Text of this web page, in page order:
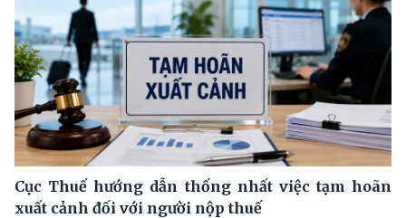
Cục Thuế hướng dẫn thống nhất việc tạm hoãn
xuất cảnh đối với người nộp thuế